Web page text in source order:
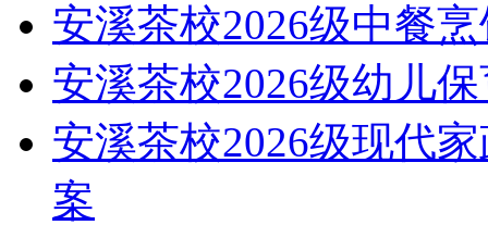
安溪茶校2026级中餐
安溪茶校2026级幼儿
安溪茶校2026级现代
案